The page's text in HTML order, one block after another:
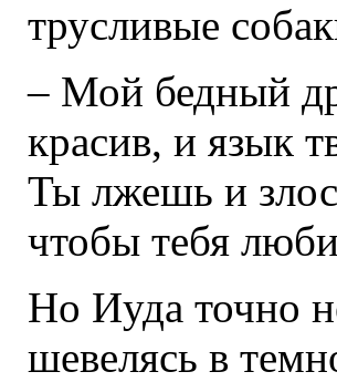
трусливые
– Мой бедный
красив, и язык
Ты лжешь и
чтобы тебя
Но Иуда точно
шевелясь в